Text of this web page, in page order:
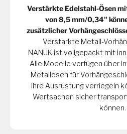
Verstärkte Edelstahl-Ösen
von 8,5 mm/0,34"
zusätzlicher
Verstärkte Metall-
NANUK ist vollgepackt mit
Alle Modelle verfügen über
Metallösen für
Ihre Ausrüstung verriegeln
Wertsachen sicher
können.